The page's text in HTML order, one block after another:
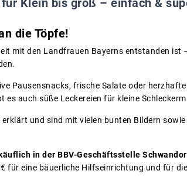
für Klein bis groß – einfach &
die Töpfe!
mit den Landfrauen Bayerns entstanden
Pausensnacks, frische Salate oder
auch süße Leckereien für kleine
und sind mit vielen bunten Bildern
in der BBV-Geschäftsstelle
für eine bäuerliche Hilfseinrichtung und für